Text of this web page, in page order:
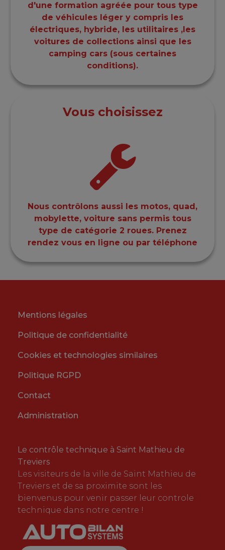
d'une formation agréée pour tous type
de véhicules léger y compris les
électriques, hybride, les utilitaires ,les
voitures de collections ainsi que les
camping cars (sous certaines
conditions).
Vous choisissez
Nous contrôlons aussi les motos, quad,
mobylette, voiture sans permis tous
type de catégorie 2 roues. Prenez
rendez vous en ligne ou par téléphone
Mentions légales
Politique de confidentialité
Cookies et technologies similaires
Politique RGPD
Contact
Administration
Le contrôle technique à Saint Mathieu de
Treviers
Les visiteurs de la ville de Saint Mathieu de
Treviers et de sa proximite sont les
bienvenus pour venir passer leur controle
technique dans notre centre !